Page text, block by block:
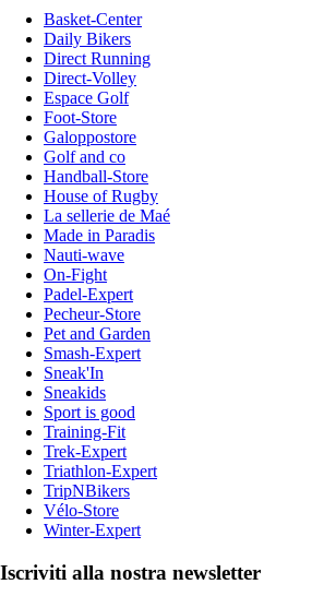
Basket-Center
Daily Bikers
Direct Running
Direct-Volley
Espace Golf
Foot-Store
Galoppostore
Golf and co
Handball-Store
House of Rugby
La sellerie de Maé
Made in Paradis
Nauti-wave
On-Fight
Padel-Expert
Pecheur-Store
Pet and Garden
Smash-Expert
Sneak'In
Sneakids
Sport is good
Training-Fit
Trek-Expert
Triathlon-Expert
TripNBikers
Vélo-Store
Winter-Expert
Iscriviti alla nostra newsletter